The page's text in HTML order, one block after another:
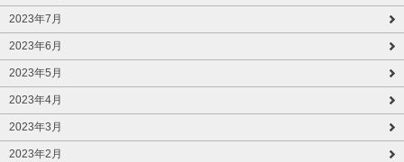
2023年7月
2023年6月
2023年5月
2023年4月
2023年3月
2023年2月